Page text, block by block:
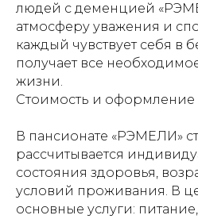
людей с деменцией
атмосферу уважения и
каждый чувствует себя в
получает все
жизни.
Стоимость и
В пансионате «РЭМЕЛИ»
рассчитывается
состояния здоровья,
условий проживания. В
основные услуги: